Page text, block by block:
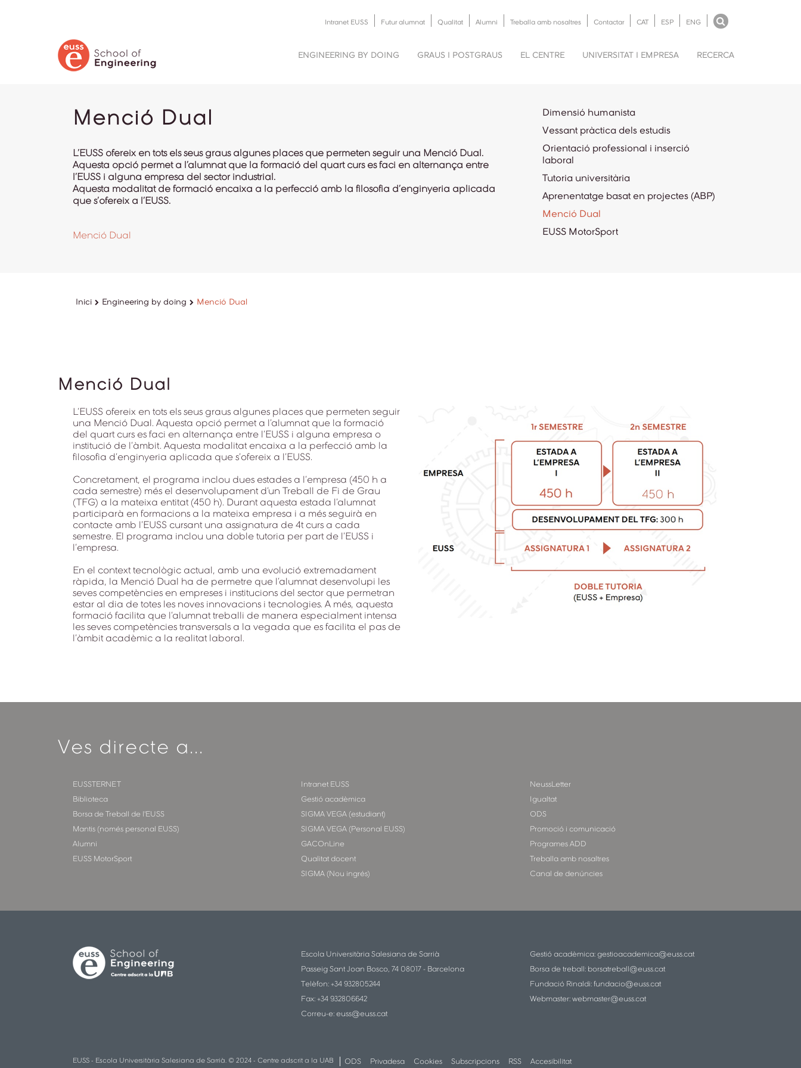
CERCA
Intranet EUSS Futur alumnat Qualitat Alumni Treballa amb nosaltres Contactar CAT ESP ENG
ENGINEERING BY DOING GRAUS I POSTGRAUS EL CENTRE UNIVERSITAT I EMPRESA RECERCA
Menció Dual
L’EUSS ofereix en tots els seus graus algunes places que permeten seguir una Menció Dual.
Aquesta opció permet a l’alumnat que la formació del quart curs es faci en alternança entre
l’EUSS i alguna empresa del sector industrial.
Aquesta modalitat de formació encaixa a la perfecció amb la filosofia d’enginyeria aplicada
que s’ofereix a l’EUSS.
Menció Dual
Dimensió humanista
Vessant pràctica dels estudis
Orientació professional i inserció
laboral
Tutoria universitària
Aprenentatge basat en projectes (ABP)
Menció Dual
EUSS MotorSport
Inici Engineering by doing Menció Dual
Menció Dual
L’EUSS ofereix en tots els seus graus algunes places que permeten seguir
una Menció Dual. Aquesta opció permet a l’alumnat que la formació
del quart curs es faci en alternança entre l’EUSS i alguna empresa o
institució de l’àmbit. Aquesta modalitat encaixa a la perfecció amb la
filosofia d’enginyeria aplicada que s’ofereix a l’EUSS.
Concretament, el programa inclou dues estades a l’empresa (450 h a
cada semestre) més el desenvolupament d’un Treball de Fi de Grau
(TFG) a la mateixa entitat (450 h). Durant aquesta estada l’alumnat
participarà en formacions a la mateixa empresa i a més seguirà en
contacte amb l’EUSS cursant una assignatura de 4t curs a cada
semestre. El programa inclou una doble tutoria per part de l’EUSS i
l’empresa.
En el context tecnològic actual, amb una evolució extremadament
ràpida, la Menció Dual ha de permetre que l’alumnat desenvolupi les
seves competències en empreses i institucions del sector que permetran
estar al dia de totes les noves innovacions i tecnologies. A més, aquesta
formació facilita que l’alumnat treballi de manera especialment intensa
les seves competències transversals a la vegada que es facilita el pas de
l’àmbit acadèmic a la realitat laboral.
Ves directe a...
EUSSTERNET
Biblioteca
Borsa de Treball de l'EUSS
Mantis (només personal EUSS)
Alumni
EUSS MotorSport
Intranet EUSS
Gestió acadèmica
SIGMA VEGA (estudiant)
SIGMA VEGA (Personal EUSS)
GACOnLine
Qualitat docent
SIGMA (Nou ingrés)
NeussLetter
Igualtat
ODS
Promoció i comunicació
Programes ADD
Treballa amb nosaltres
Canal de denúncies
Escola Universitària Salesiana de Sarrià
Passeig Sant Joan Bosco, 74 08017 - Barcelona
Telèfon: +34 932805244
Fax: +34 932806642
Correu-e:euss@euss.cat
Gestió acadèmica: gestioacademica@euss.cat
Borsa de treball: borsatreball@euss.cat
Fundació Rinaldi: fundacio@euss.cat
Webmaster: webmaster@euss.cat
EUSS - Escola Universitària Salesiana de Sarrià. © 2024 - Centre adscrit a la UAB ODS Privadesa Cookies Subscripcions RSS Accesibilitat